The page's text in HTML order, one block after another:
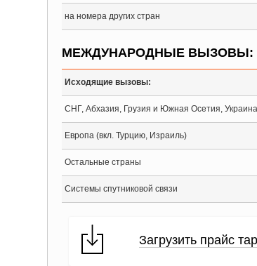
на номера других стран
МЕЖДУНАРОДНЫЕ ВЫЗОВЫ:
Исходящие вызовы:
СНГ, Абхазия, Грузия и Южная Осетия, Украина
Европа (вкл. Турцию, Израиль)
Остальные страны
Системы спутниковой связи
Загрузить прайс